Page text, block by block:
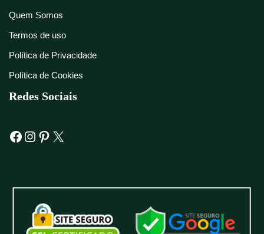
Quem Somos
Termos de uso
Política de Privacidade
Política de Cookies
Redes Sociais